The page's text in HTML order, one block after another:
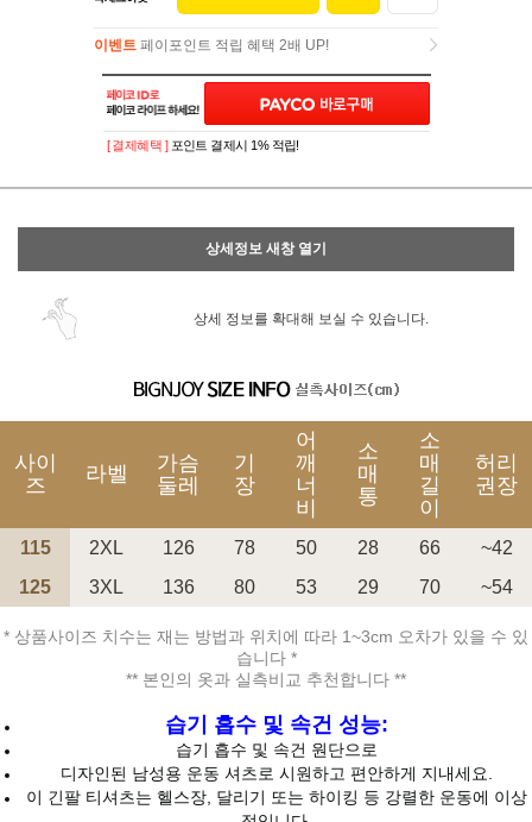
이벤트 페이포인트 적립 혜택 2배 UP!
이벤트페이포인트 적립 혜택 2배 UP!
페이코 ID로 페
PAYCO 바로구매
[ 결제혜택 ] 포인트 결제시 1% 적립!
상세정보 새창 열기
상세 정보를 확대해 보실 수 있습니다.
사이
즈
라벨
가슴
둘레
기
장
어
깨
너
비
소
매
통
소
매
길
이
허리
권장
115 2XL 126 78 50 28 66
~42
125
3XL 136 80 53 29 70 ~54
* 상품사이즈 치수는 재는 방법과 위치에 따라 1~3cm 오차가 있을 수 있
습니다 *
** 본인의 옷과 실측비교 추천합니다 **
습기 흡수 및 속건 성능:
습기 흡수 및 속건 원단으로
디자인된 남성용 운동 셔츠로 시원하고 편안하게 지내세요.
이 긴팔 티셔츠는 헬스장, 달리기 또는 하이킹 등 강렬한 운동에 이상